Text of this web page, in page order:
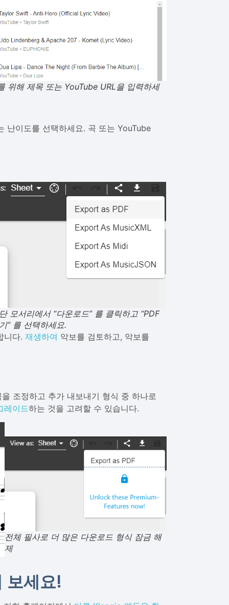
위해 제목 또는 YouTube URL을 입력하세
난이도를 선택하세요. 곡 또는 YouTube
모서리에서 “다운로드” 를 클릭하고 “PDF
” 를 선택하세요.
니다. 재생하여 악보를 검토하고, 악보를
조정하고 추가 내보내기 형식 중 하나로
레이드하는 것을 고려할 수 있습니다.
전체 필사로 더 많은 다운로드 형식 잠금 해
제
보세요!